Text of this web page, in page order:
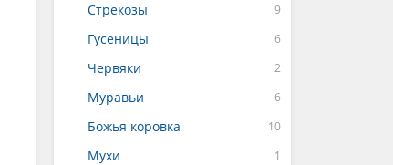
Стрекозы
Гусеницы
Червяки
Муравьи
Божья коровка
Мухи